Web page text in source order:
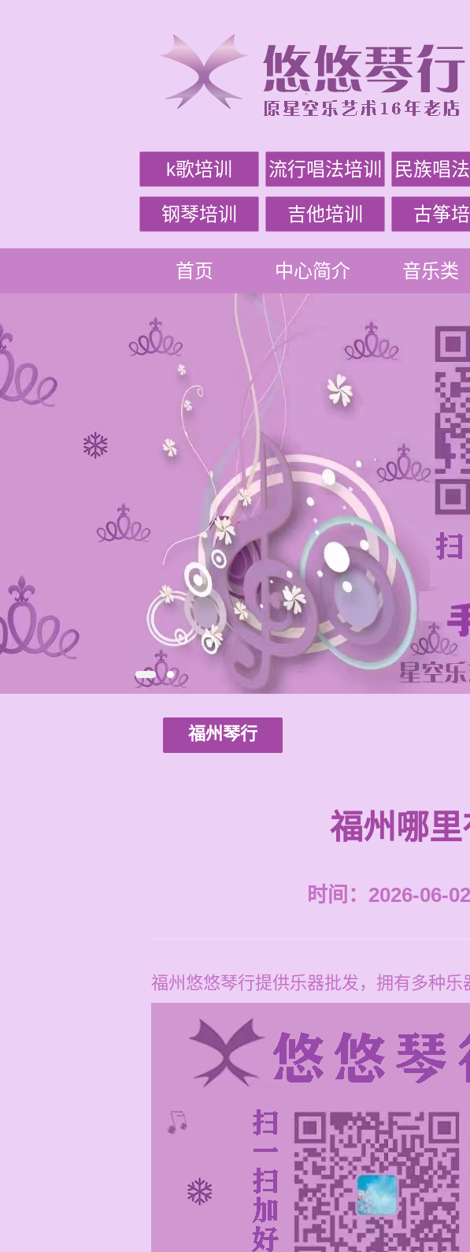
k歌培训 流行唱法培训 民族唱法
钢琴培训 吉他培训 古筝培
首页 中心简介 音乐类
福州琴行
福州哪
时间：2026-06-
福州悠悠琴行提供乐器批发，拥有多种乐